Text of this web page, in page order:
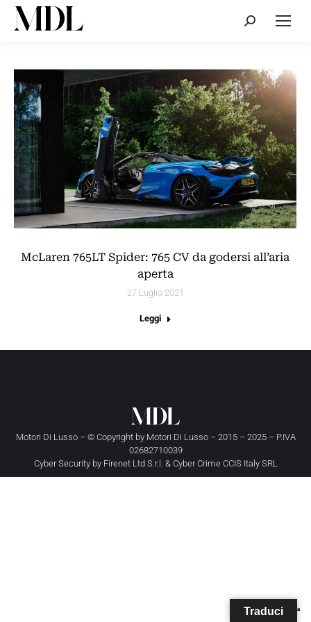
Cerca:
McLaren 765LT Spider: 765 CV da godersi all’aria
aperta
27 Luglio 2021
Leggi
Motori Di Lusso – © Copyright by Motori Di Lusso– 2015 – 2025 – P.IVA
02682710039
Cyber Security by Firenet Ltd S.r.l. & Cyber Crime CCIS Italy SRL
Traduci